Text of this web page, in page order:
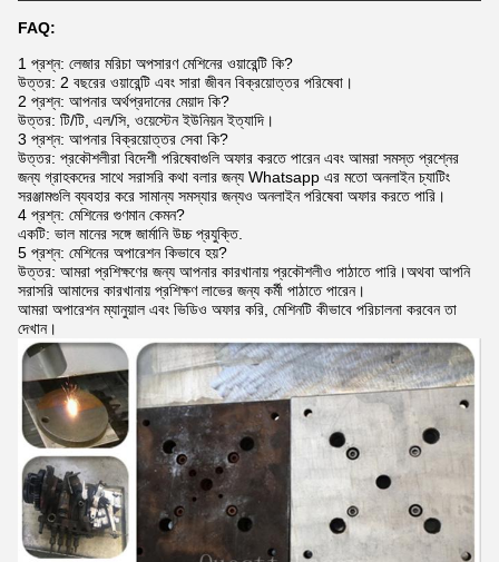
FAQ:
1 প্রশ্ন: লেজার মরিচা অপসারণ মেশিনের ওয়ারেন্টি কি?
উত্তর: 2 বছরের ওয়ারেন্টি এবং সারা জীবন বিক্রয়োত্তর পরিষেবা।
2 প্রশ্ন: আপনার অর্থপ্রদানের মেয়াদ কি?
উত্তর: টি/টি, এল/সি, ওয়েস্টেন ইউনিয়ন ইত্যাদি।
3 প্রশ্ন: আপনার বিক্রয়োত্তর সেবা কি?
উত্তর: প্রকৌশলীরা বিদেশী পরিষেবাগুলি অফার করতে পারেন এবং আমরা সমস্ত প্রশ্নের
জন্য গ্রাহকদের সাথে সরাসরি কথা বলার জন্য Whatsapp এর মতো অনলাইন চ্যাটিং
সরঞ্জামগুলি ব্যবহার করে সামান্য সমস্যার জন্যও অনলাইন পরিষেবা অফার করতে পারি।
4 প্রশ্ন: মেশিনের গুণমান কেমন?
একটি: ভাল মানের সঙ্গে জার্মানি উচ্চ প্রযুক্তি.
5 প্রশ্ন: মেশিনের অপারেশন কিভাবে হয়?
উত্তর: আমরা প্রশিক্ষণের জন্য আপনার কারখানায় প্রকৌশলীও পাঠাতে পারি।অথবা আপনি
সরাসরি আমাদের কারখানায় প্রশিক্ষণ লাভের জন্য কর্মী পাঠাতে পারেন।
আমরা অপারেশন ম্যানুয়াল এবং ভিডিও অফার করি, মেশিনটি কীভাবে পরিচালনা করবেন তা
দেখান।